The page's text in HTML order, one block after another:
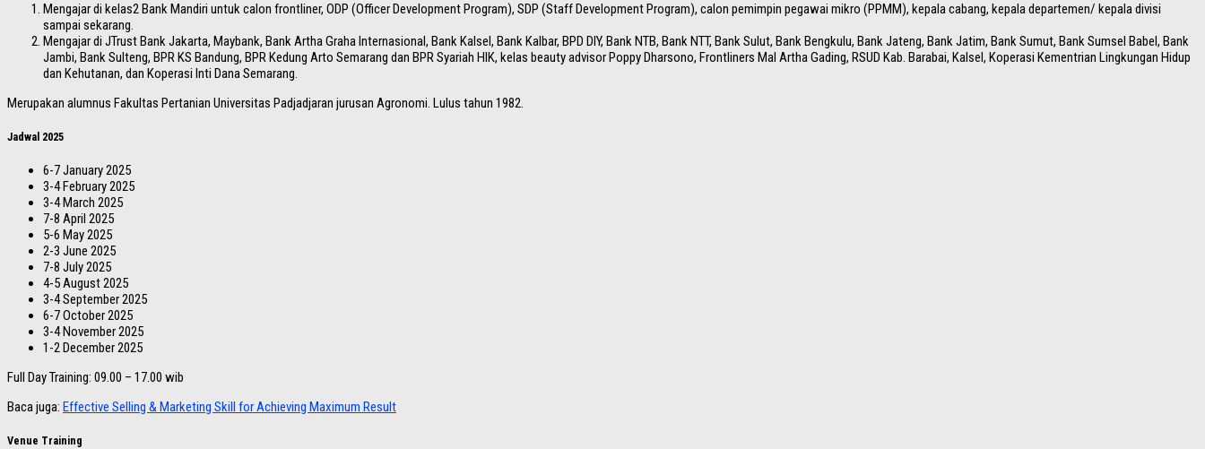
Mengajar di kelas2 Bank Mandiri untuk calon frontliner, ODP (Officer Development Program), SDP (Staff Development Program), calon pemimpin pegawai mikro (PPMM), kepala cabang, kepala departemen/ kepala divisi
sampai sekarang.
Mengajar di JTrust Bank Jakarta, Maybank, Bank Artha Graha Internasional, Bank Kalsel, Bank Kalbar, BPD DIY, Bank NTB, Bank NTT, Bank Sulut, Bank Bengkulu, Bank Jateng, Bank Jatim, Bank Sumut, Bank Sumsel Babel, Bank
Jambi, Bank Sulteng, BPR KS Bandung, BPR Kedung Arto Semarang dan BPR Syariah HIK, kelas beauty advisor Poppy Dharsono, Frontliners Mal Artha Gading, RSUD Kab. Barabai, Kalsel, Koperasi Kementrian Lingkungan Hidup
dan Kehutanan, dan Koperasi Inti Dana Semarang.
Merupakan alumnus Fakultas Pertanian Universitas Padjadjaran jurusan Agronomi. Lulus tahun 1982.
Jadwal 2025
6-7 January 2025
3-4 February 2025
3-4 March 2025
7-8 April 2025
5-6 May 2025
2-3 June 2025
7-8 July 2025
4-5 August 2025
3-4 September 2025
6-7 October 2025
3-4 November 2025
1-2 December 2025
Full Day Training: 09.00 – 17.00 wib
Baca juga: Effective Selling & Marketing Skill for Achieving Maximum Result
Venue Training